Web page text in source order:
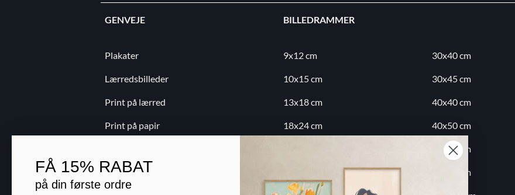
GENVEJE
Plakater
Lærredsbilleder
Print på lærred
Print på papir
Blog
BILLEDRAMMER
9x12 cm
10x15 cm
13x18 cm
18x24 cm
30x40 cm
30x45 cm
40x40 cm
40x50 cm
50x70 cm
60x80 cm
FÅ 15% RABAT
på din første ordre